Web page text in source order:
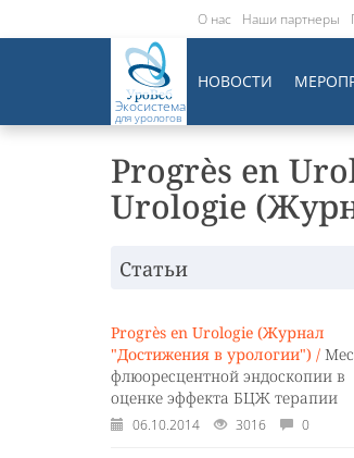
О нас Наши партнеры
Экосистема
для урологов
НОВОСТИ
Progrès en
Urologie
Статьи
Progrès en Urologie (Журнал
"Достижения в урологии") /
флюоресцентной эндоскопии в
оценке эффекта БЦЖ терапии
06.10.2014 3016 0